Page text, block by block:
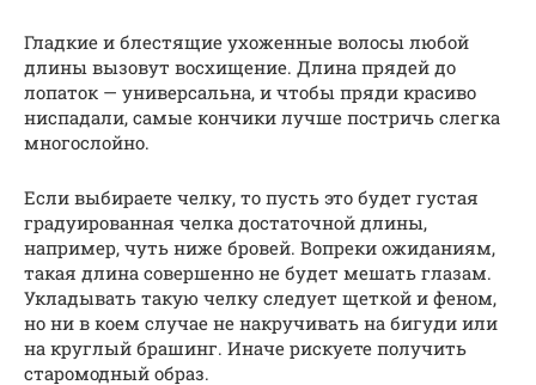
Гладкие и блестящие ухоженные волосы любой
длины вызовут восхищение. Длина прядей до
лопаток — универсальна, и чтобы пряди красиво
ниспадали, самые кончики лучше постричь слегка
многослойно.
Если выбираете челку, то пусть это будет густая
градуированная челка достаточной длины,
например, чуть ниже бровей. Вопреки ожиданиям,
такая длина совершенно не будет мешать глазам.
Укладывать такую челку следует щеткой и феном,
но ни в коем случае не накручивать на бигуди или
на круглый брашинг. Иначе рискуете получить
старомодный образ.